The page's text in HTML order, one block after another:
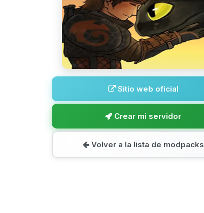
Sitio web oficial
Crear mi servidor
Volver a la lista de modpacks